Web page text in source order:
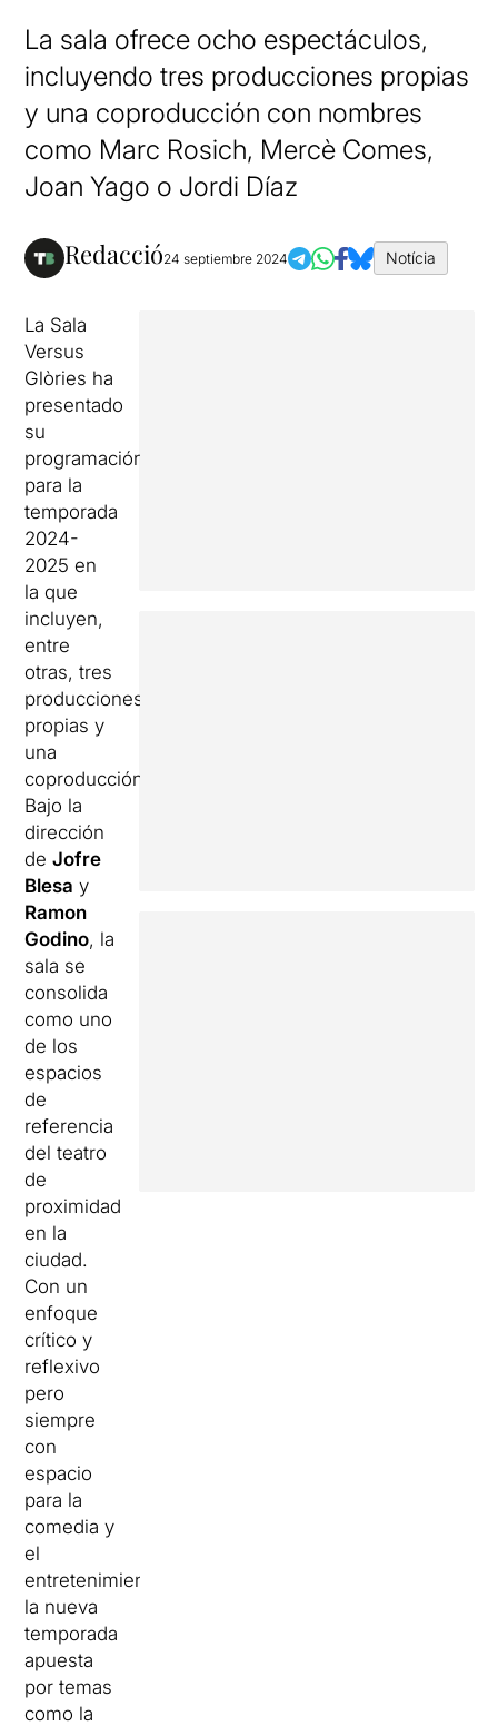
La sala ofrece ocho espectáculos,
incluyendo tres producciones propias
y una coproducción con nombres
como Marc Rosich, Mercè Comes,
Joan Yago o Jordi Díaz
Redacció24 septiembre 2024 Notícia
La Sala
Versus
Glòries ha
presentado
su
programación
para la
temporada
2024-
2025 en
la que
incluyen,
entre
otras, tres
producciones
propias y
una
coproducción.
Bajo la
dirección
deJofre
Blesa y
Ramon
Godino, la
sala se
consolida
como uno
de los
espacios
de
referencia
del teatro
de
proximidad
en la
ciudad.
Con un
enfoque
crítico y
reflexivo
pero
siempre
con
espacio
para la
comedia y
el
entretenimiento,
la nueva
temporada
apuesta
por temas
como la